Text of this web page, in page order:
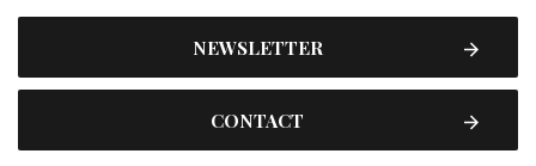
NEWSLETTER
CONTACT